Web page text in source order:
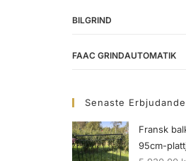
BILGRIND
FAAC GRINDAUTOMATIK
Senaste
Fransk
95cm-